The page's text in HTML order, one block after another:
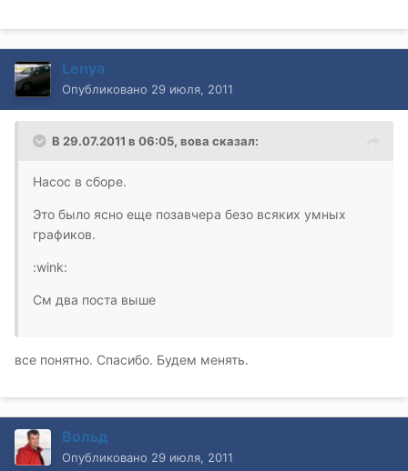
Lenya
Опубликовано 29 июля, 2011
В 29.07.2011 в 06:05, вова сказал:
Насос в сборе.
Это было ясно еще позавчера безо всяких умных
графиков.
:wink:
См два поста выше
все понятно. Спасибо. Будем менять.
Вольд
Опубликовано 29 июля, 2011